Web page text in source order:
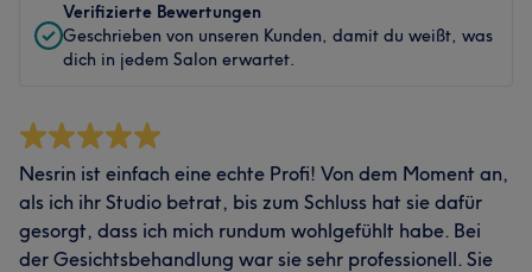
Verifizierte Bewertungen
Geschrieben von unseren Kunden, damit du weißt, was
dich in jedem Salon erwartet.
Nesrin ist einfach eine echte Profi! Von dem Moment an,
als ich ihr Studio betrat, bis zum Schluss hat sie dafür
gesorgt, dass ich mich rundum wohlgefühlt habe. Bei
der Gesichtsbehandlung war sie sehr professionell. Sie